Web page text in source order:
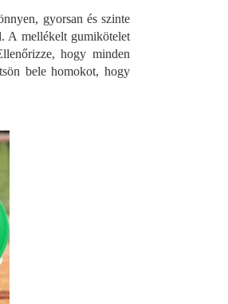
gyorsan és szinte
A mellékelt gumikötelet
hogy minden
bele homokot, hogy